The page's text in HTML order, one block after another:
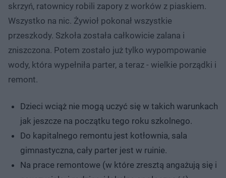
skrzyń, ratownicy robili zapory z worków z piaskiem.
Wszystko na nic. Żywioł pokonał wszystkie
przeszkody. Szkoła została całkowicie zalana i
zniszczona. Potem zostało już tylko wypompowanie
wody, która wypełniła parter, a teraz - wielkie porządki i
remont.
Dzieci wciąż nie mogą uczyć się w takich warunkach
jak jeszcze na początku tego roku szkolnego.
Do kapitalnego remontu jest kotłownia, sala
gimnastyczna, cały parter jest w ruinie.
Na prace remontowe (w które zresztą angażują się i